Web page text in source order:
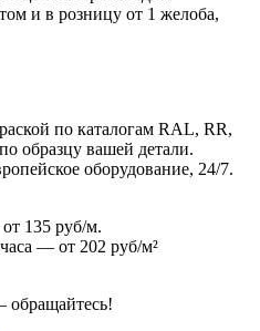
и в розницу от 1 желоба,
по каталогам RAL, RR,
образцу вашей детали.
оборудование, 24/7.
135 руб/м.
— от 202 руб/м²